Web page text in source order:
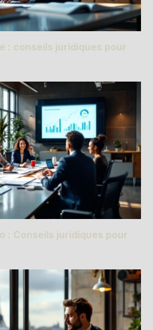
: conseils juridiques pour
: Conseils juridiques pour